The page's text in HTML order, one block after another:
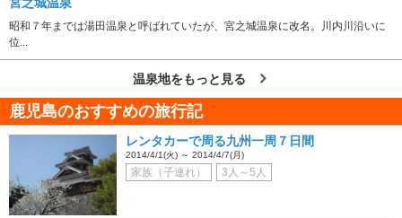
昭和７年までは湯田温泉と呼ばれていたが、宮之城温泉に改名。川内川沿いに
位...
温泉地をもっと見る
鹿児島のおすすめの旅行記
レンタカーで周る九州一周７日間
2014/4/1(火) ～ 2014/4/7(月)
家族（子連れ） 3人～5人